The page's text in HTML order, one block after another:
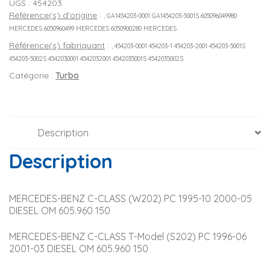
UGS : 454203
Référence(s) d'origine : , GA1454203-0001 GA1454203-5001S 605096049980
MERCEDES 6050960499 MERCEDES 6050900280 MERCEDES
Référence(s) fabriquant : , 454203-0001 454203-1 454203-2001 454203-5001S
454203-5002S 4542030001 4542032001 4542035001S 4542035002S
Catégorie : Turbo
Description
Description
MERCEDES-BENZ C-CLASS (W202) PC 1995-10 2000-05
DIESEL OM 605.960 150
MERCEDES-BENZ C-CLASS T-Model (S202) PC 1996-06
2001-03 DIESEL OM 605.960 150